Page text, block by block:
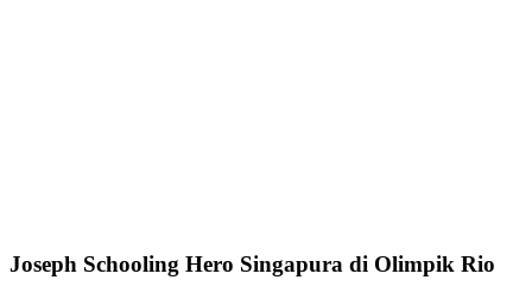
Joseph Schooling Hero Singapura di Olimpik Rio